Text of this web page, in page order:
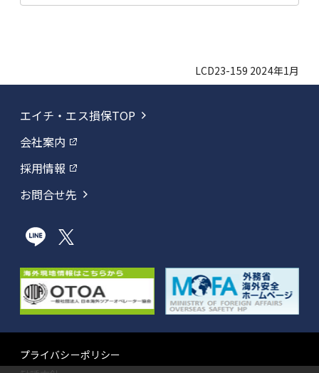
LCD23-159 2024年1月
エイチ・エス損保TOP
会社案内
採用情報
お問合せ先
プライバシーポリシー